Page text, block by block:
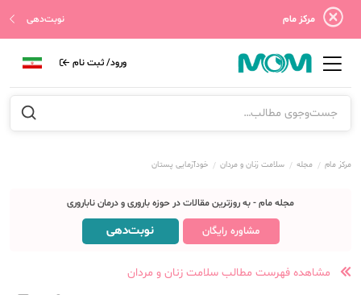
مرکز مام نوبت‌دهی
ورود/ ثبت نام
مرکز مام مجله سلامت زنان و مردان خودآزمایی پستان
مجله مام - به روزترین مقالات در حوزه باروری و درمان ناباروری
مشاوره رایگان نوبت‌دهی
مشاهده فهرست مطالب سلامت زنان و مردان